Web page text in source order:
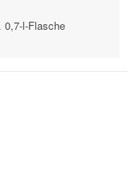
0,7-l-Flasche